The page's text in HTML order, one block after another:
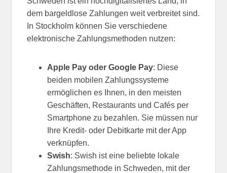
dem bargeldlose Zahlungen weit verbreitet sind.
In Stockholm können Sie verschiedene
elektronische Zahlungsmethoden nutzen:
Apple Pay oder Google Pay: Diese
beiden mobilen Zahlungssysteme
ermöglichen es Ihnen, in den meisten
Geschäften, Restaurants und Cafés per
Smartphone zu bezahlen. Sie müssen nur
Ihre Kredit- oder Debitkarte mit der App
verknüpfen.
Swish: Swish ist eine beliebte lokale
Zahlungsmethode in Schweden, mit der